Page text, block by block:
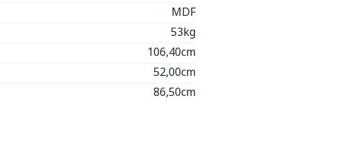
MDF
53kg
106,40cm
52,00cm
86,50cm